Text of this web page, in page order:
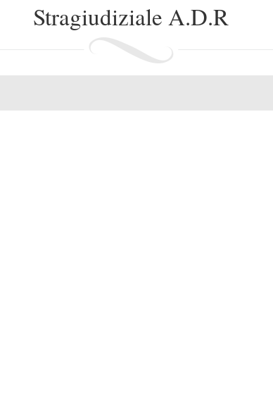
Stragiudiziale A.D.R